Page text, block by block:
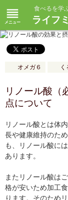
reorder 食べるを学
ライフ
オメガ６
リノール酸（
点について
リノール酸とは体
長や健康維持のた
も、リノール酸に
あります。
またリノール酸は
格が安いため加工
ります。そのため